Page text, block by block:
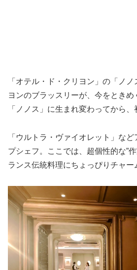
「オテル・ド・クリヨン」の「ノ
ヨンのブラッスリーが、今をとき
「ノノス」に生まれ変わってから、
「ウルトラ・ヴァイオレット」な
プシェフ。ここでは、超個性的な”
ランス伝統料理にちょっぴりチャー